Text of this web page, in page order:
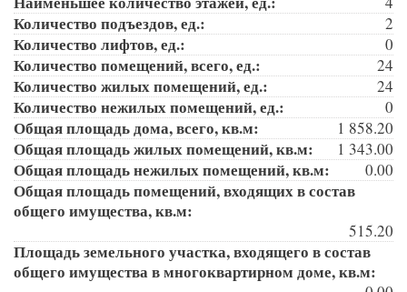
Количество подъездов, ед.: 2
Количество лифтов, ед.: 0
Количество помещений, всего, ед.: 24
Количество жилых помещений, ед.: 24
Количество нежилых помещений, ед.: 0
Общая площадь дома, всего, кв.м: 1 858.20
Общая площадь жилых помещений, кв.м: 1 343.00
Общая площадь нежилых помещений, кв.м: 0.00
Общая площадь помещений, входящих в состав
общего имущества, кв.м:
515.20
Площадь земельного участка, входящего в состав
общего имущества в многоквартирном доме, кв.м: